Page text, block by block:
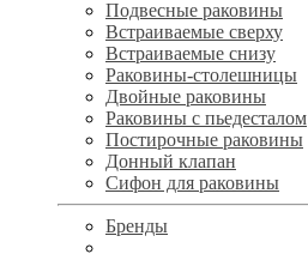
Подвесные раковины
Встраиваемые сверху
Встраиваемые снизу
Раковины-столешницы
Двойные раковины
Раковины с пьедесталом
Постирочные раковины
Донный клапан
Сифон для раковины
Бренды